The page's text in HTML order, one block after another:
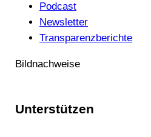
Podcast
News­letter
Trans­pa­renz­be­richte
Bildnachweise
Unterstützen